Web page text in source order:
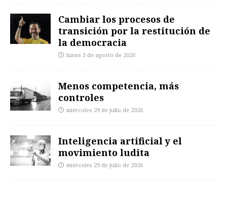
Cambiar los procesos de
transición por la restitución de
la democracia
lunes 3 de agosto de 2026
Menos competencia, más
controles
miércoles 29 de julio de 2026
Inteligencia artificial y el
movimiento ludita
miércoles 29 de julio de 2026